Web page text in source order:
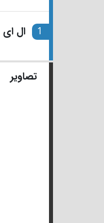
1 ال ای
تصاویر